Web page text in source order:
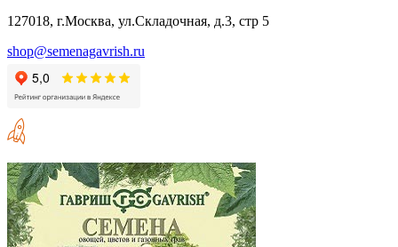
127018, г.Москва, ул.Складочная, д.3, стр 5
shop@semenagavrish.ru